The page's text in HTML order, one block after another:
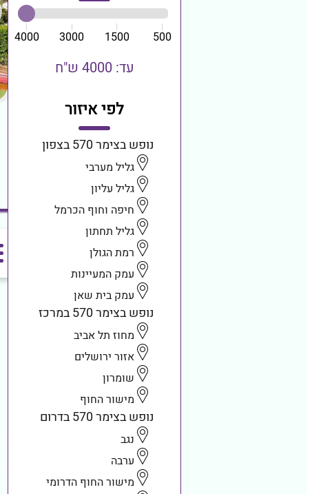
500
1500
3000
4000
עד: 4000 ש"ח
לפי איזור
נופש בצימר 570 בצפון
גליל מערבי
גליל עליון
חיפה וחוף הכרמל
גליל תחתון
רמת הגולן
עמק המעיינות
עמק בית שאן
נופש בצימר 570 במרכז
מחוז תל אביב
אזור ירושלים
שומרון
מישור החוף
נופש בצימר 570 בדרום
נגב
ערבה
מישור החוף הדרומי